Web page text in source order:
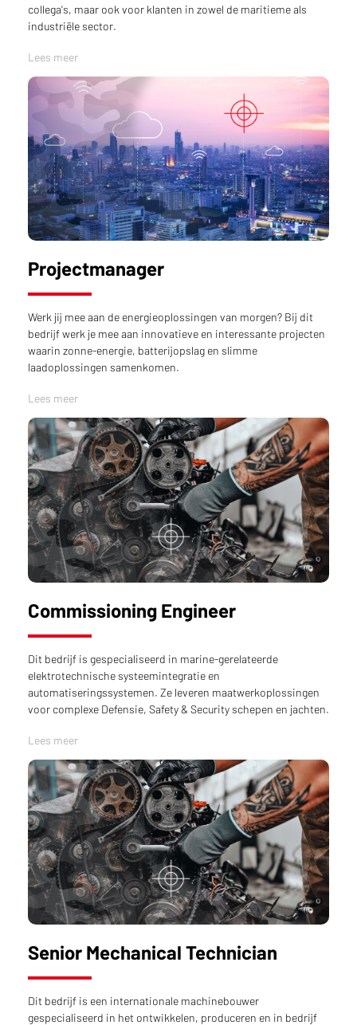
collega's, maar ook voor klanten in zowel de maritieme als
industriële sector.
Lees meer
Projectmanager
Werk jij mee aan de energieoplossingen van morgen? Bij dit
bedrijf werk je mee aan innovatieve en interessante projecten
waarin zonne-energie, batterijopslag en slimme
laadoplossingen samenkomen.
Lees meer
Commissioning Engineer
Dit bedrijf is gespecialiseerd in marine-gerelateerde
elektrotechnische systeemintegratie en
automatiseringssystemen. Ze leveren maatwerkoplossingen
voor complexe Defensie, Safety & Security schepen en jachten.
Lees meer
Senior Mechanical Technician
Dit bedrijf is een internationale machinebouwer
gespecialiseerd in het ontwikkelen, produceren en in bedrijf